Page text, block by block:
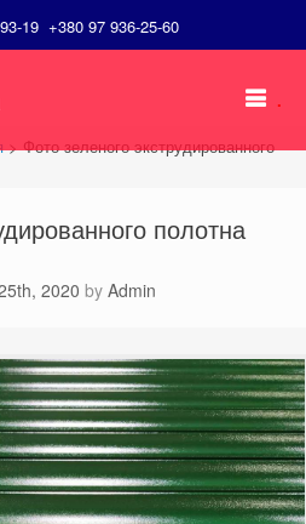
19 +380 97 936-25-60
.
>Фото зеленого экструдированного
полотна
2020 by Admin